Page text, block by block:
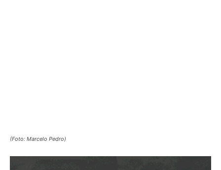
(Foto: Marcelo Pedro)